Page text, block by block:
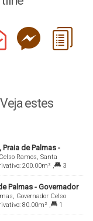
estes
de Palmas -
Ramos, Santa
200.00m² ,
3
Palmas - Governador
Governador Celso
80.00m² ,
1